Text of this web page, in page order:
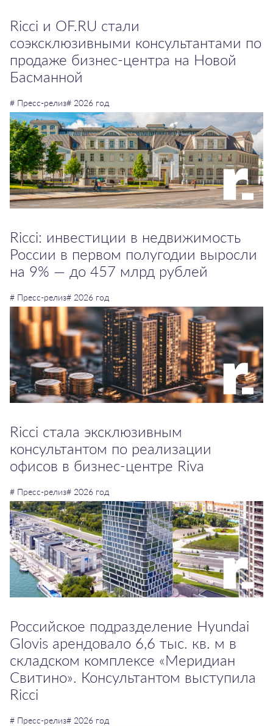
Ricci и OF.RU стали
соэксклюзивными консультантами по
продаже бизнес-центра на Новой
Басманной
# Пресс-релиз# 2026 год
Ricci: инвестиции в недвижимость
России в первом полугодии выросли
на 9% — до 457 млрд рублей
# Пресс-релиз# 2026 год
Ricci стала эксклюзивным
консультантом по реализации
офисов в бизнес-центре Riva
# Пресс-релиз# 2026 год
Российское подразделение Hyundai
Glovis арендовало 6,6 тыс. кв. м в
складском комплексе «Меридиан
Свитино». Консультантом выступила
Ricci
# Пресс-релиз# 2026 год